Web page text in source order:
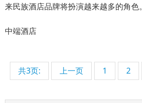
来民族酒店品牌将扮演越来越多的角色。
中端酒店
共3页: 上一页 1 2